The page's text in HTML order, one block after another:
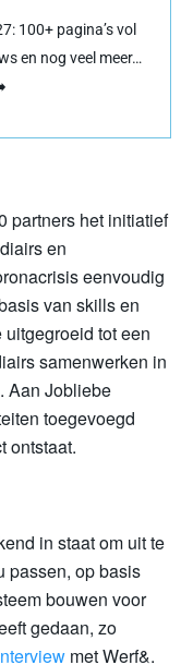
100+ pagina’s vol
en nog veel meer…
partners het initiatief
en
eenvoudig
van skills en
tot een
samenwerken in
Aan Jobliebe
toegevoegd
ontstaat.
in staat om uit te
passen, op basis
bouwen voor
gedaan, zo
met Werf&.